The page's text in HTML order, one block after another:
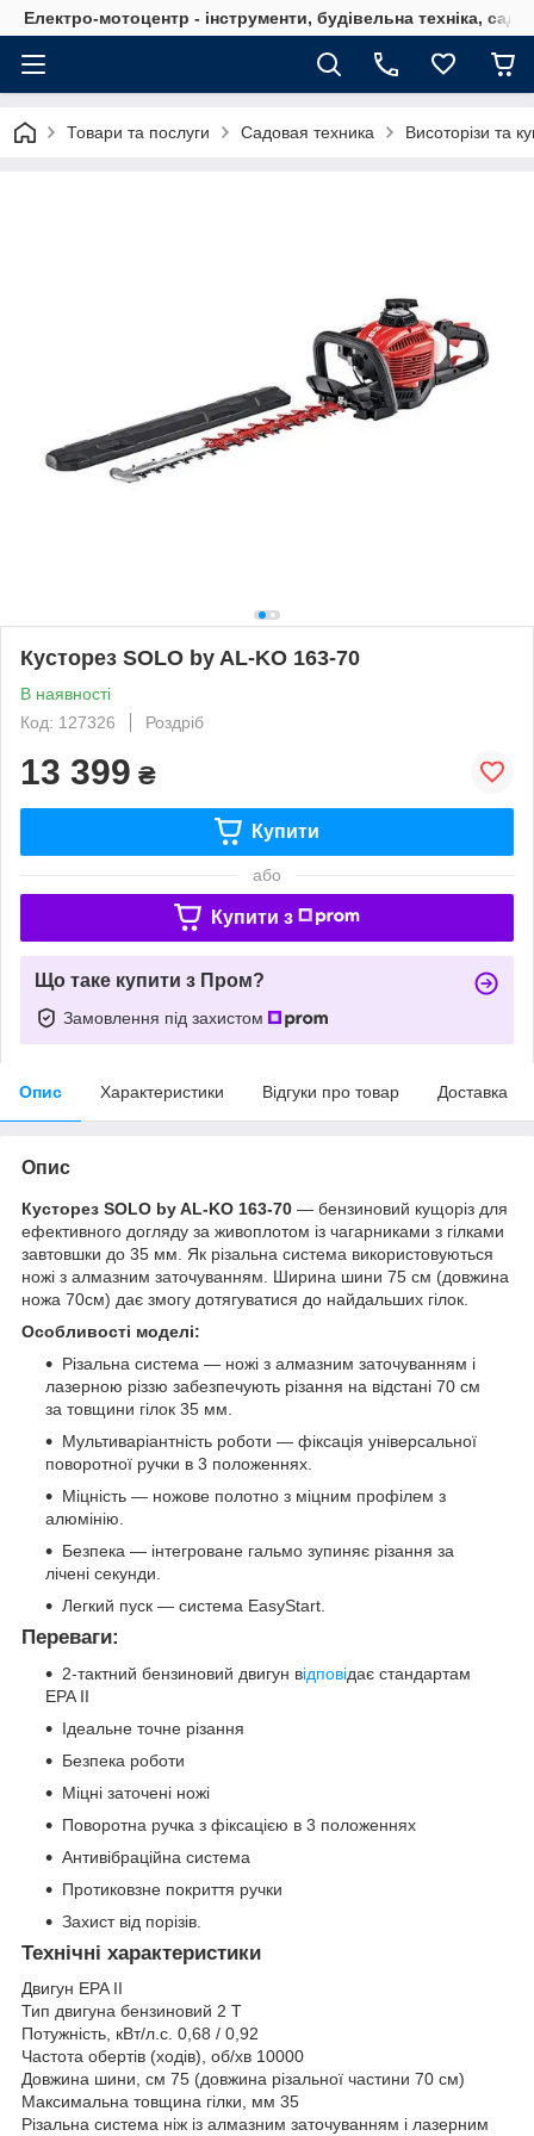
Електро-мотоцентр - інструменти, будівельна техніка,
Товари та послуги Садовая техника Висоторізи та
Кусторез SOLO by AL-KO 163-70
В наявності
Код: 127326
Роздріб
13 399 ₴
Купити
або
Купити з
Що таке купити з Пром?
Замовлення під захистом
Опис Характеристики Відгуки про товар Доставка
Опис
Кусторез SOLO by AL-KO 163-70 — бензиновий кущоріз для
ефективного догляду за живоплотом із чагарниками з гілками
завтовшки до 35 мм. Як різальна система використовуються
ножі з алмазним заточуванням. Ширина шини 75 см (довжина
ножа 70см) дає змогу дотягуватися до найдальших гілок.
Особливості моделі:
Різальна система — ножі з алмазним заточуванням і
лазерною різзю забезпечують різання на відстані 70 см
за товщини гілок 35 мм.
Мультиваріантність роботи — фіксація універсальної
поворотної ручки в 3 положеннях.
Міцність — ножове полотно з міцним профілем з
алюмінію.
Безпека — інтегроване гальмо зупиняє різання за
лічені секунди.
Легкий пуск — система EasyStart.
Переваги:
2-тактний бензиновий двигун відповідає стандартам
EPA II
Ідеальне точне різання
Безпека роботи
Міцні заточені ножі
Поворотна ручка з фіксацією в 3 положеннях
Антивібраційна система
Протиковзне покриття ручки
Захист від порізів.
Технічні характеристики
Двигун EPA II
Тип двигуна бензиновий 2 T
Потужність, кВт/л.с. 0,68 / 0,92
Частота обертів (ходів), об/хв 10000
Довжина шини, см 75 (довжина різальної частини 70 см)
Максимальна товщина гілки, мм 35
Різальна система ніж із алмазним заточуванням і лазерним